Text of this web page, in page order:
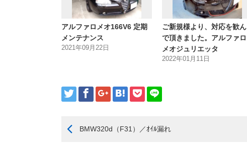
アルファロメオ166V6 定期
メンテナンス
2021年09月22日
ご新規様より、対応を歓ん
で頂きました。アルファロ
メオジュリエッタ
2022年01月11日
BMW320d（F31）／ｵｲﾙ漏れ